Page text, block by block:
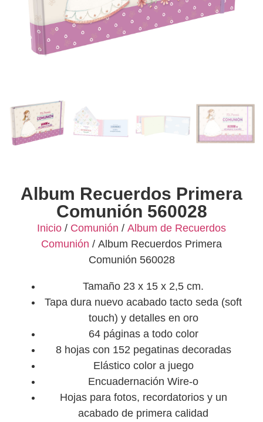
Album Recuerdos Primera
Comunión 560028
Inicio / Comunión / Album de Recuerdos
Comunión / Album Recuerdos Primera
Comunión 560028
Tamaño 23 x 15 x 2,5 cm.
Tapa dura nuevo acabado tacto seda (soft
touch) y detalles en oro
64 páginas a todo color
8 hojas con 152 pegatinas decoradas
Elástico color a juego
Encuadernación Wire-o
Hojas para fotos, recordatorios y un
acabado de primera calidad